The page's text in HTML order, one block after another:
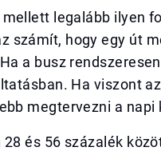
legalább ilyen
számít, hogy egy út
a busz
Ha viszont
megtervezni a napi
és 56 százalék